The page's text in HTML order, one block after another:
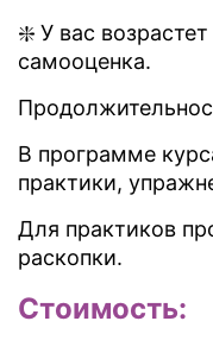
❇️ У вас
самооценка.
В программе
практики,
Для практиков
раскопки.
Стоимость: